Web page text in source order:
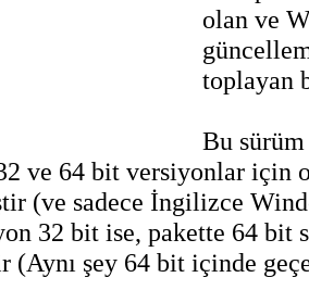
olan ve
toplayan
Bu sürüm
ve 64 bit versiyonlar için
(ve sadece İngilizce
32 bit ise, pakette 64 bit
(Aynı şey 64 bit içinde